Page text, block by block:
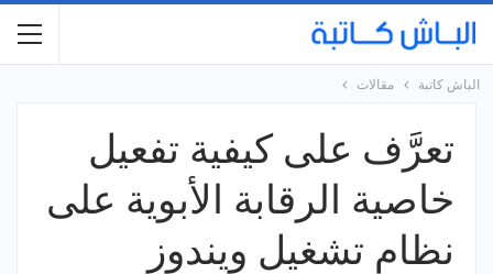
الباش كاتبة مقالات
تعرَّف على كيفية تفعيل
خاصية الرقابة الأبوية على
نظام تشغيل ويندوز